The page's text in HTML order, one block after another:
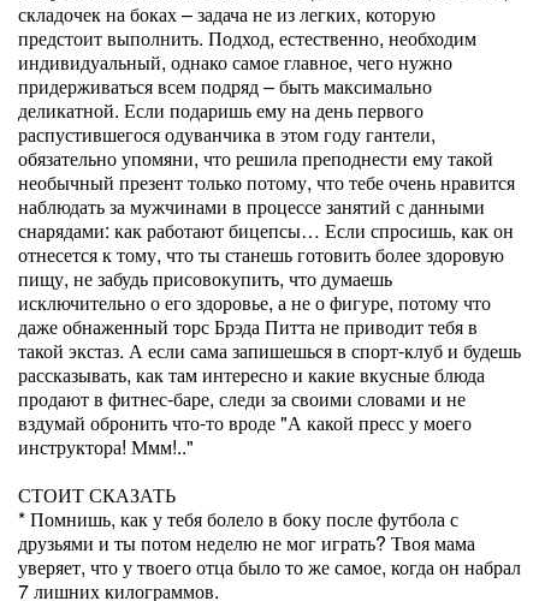
складочек на боках – задача не из легких, которую
предстоит выполнить. Подход, естественно, необходим
индивидуальный, однако самое главное, чего нужно
придерживаться всем подряд – быть максимально
деликатной. Если подаришь ему на день первого
распустившегося одуванчика в этом году гантели,
обязательно упомяни, что решила преподнести ему такой
необычный презент только потому, что тебе очень нравится
наблюдать за мужчинами в процессе занятий с данными
снарядами: как работают бицепсы… Если спросишь, как он
отнесется к тому, что ты станешь готовить более здоровую
пищу, не забудь присовокупить, что думаешь
исключительно о его здоровье, а не о фигуре, потому что
даже обнаженный торс Брэда Питта не приводит тебя в
такой экстаз. А если сама запишешься в спорт-клуб и будешь
рассказывать, как там интересно и какие вкусные блюда
продают в фитнес-баре, следи за своими словами и не
вздумай обронить что-то вроде "А какой пресс у моего
инструктора! Ммм!.."
СТОИТ СКАЗАТЬ
* Помнишь, как у тебя болело в боку после футбола с
друзьями и ты потом неделю не мог играть? Твоя мама
уверяет, что у твоего отца было то же самое, когда он набрал
7 лишних килограммов.